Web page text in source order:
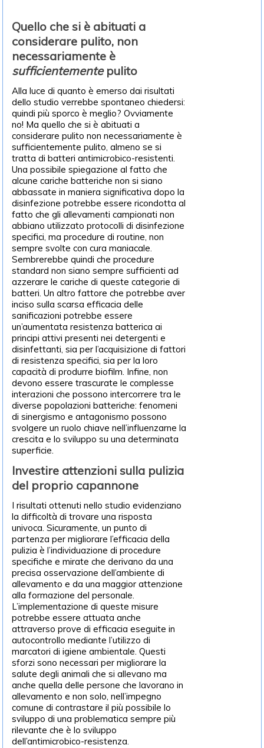
Quello che si è abituati a
considerare pulito, non
necessariamente è
sufficientementepulito
Alla luce di quanto è emerso dai risultati
dello studio verrebbe spontaneo chiedersi:
quindi più sporco è meglio? Ovviamente
no! Ma quello che si è abituati a
considerare pulito non necessariamente è
sufficientemente pulito, almeno se si
tratta di batteri antimicrobico-resistenti.
Una possibile spiegazione al fatto che
alcune cariche batteriche non si siano
abbassate in maniera significativa dopo la
disinfezione potrebbe essere ricondotta al
fatto che gli allevamenti campionati non
abbiano utilizzato protocolli di disinfezione
specifici, ma procedure di routine, non
sempre svolte con cura maniacale.
Sembrerebbe quindi che procedure
standard non siano sempre sufficienti ad
azzerare le cariche di queste categorie di
batteri. Un altro fattore che potrebbe aver
inciso sulla scarsa efficacia delle
sanificazioni potrebbe essere
un’aumentata resistenza batterica ai
principi attivi presenti nei detergenti e
disinfettanti, sia per l’acquisizione di fattori
di resistenza specifici, sia per la loro
capacità di produrre biofilm. Infine, non
devono essere trascurate le complesse
interazioni che possono intercorrere tra le
diverse popolazioni batteriche: fenomeni
di sinergismo e antagonismo possono
svolgere un ruolo chiave nell’influenzarne la
crescita e lo sviluppo su una determinata
superficie.
Investire attenzioni sulla pulizia
del proprio capannone
I risultati ottenuti nello studio evidenziano
la difficoltà di trovare una risposta
univoca. Sicuramente, un punto di
partenza per migliorare l’efficacia della
pulizia è l’individuazione di procedure
specifiche e mirate che derivano da una
precisa osservazione dell’ambiente di
allevamento e da una maggior attenzione
alla formazione del personale.
L’implementazione di queste misure
potrebbe essere attuata anche
attraverso prove di efficacia eseguite in
autocontrollo mediante l’utilizzo di
marcatori di igiene ambientale. Questi
sforzi sono necessari per migliorare la
salute degli animali che si allevano ma
anche quella delle persone che lavorano in
allevamento e non solo, nell’impegno
comune di contrastare il più possibile lo
sviluppo di una problematica sempre più
rilevante che è lo sviluppo
dell’antimicrobico-resistenza.